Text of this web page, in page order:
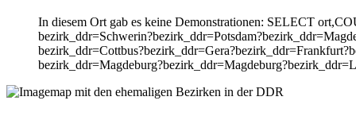
In diesem Ort gab es keine Demonstrationen: SELECT